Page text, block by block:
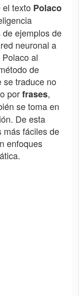
texto Polaco
ejemplos de
neuronal a
Polaco al
de
se traduce no
porfrases,
se toma en
De esta
más fáciles de
enfoques